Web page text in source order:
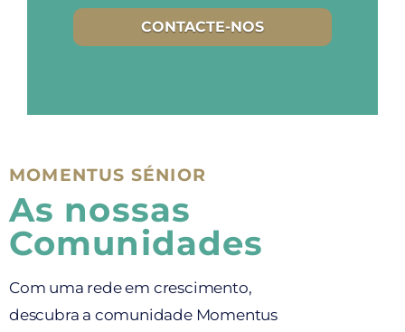
CONTACTE-NOS
MOMENTUS SÉNIOR
As nossas
Comunidades
Com uma rede em crescimento,
descubra a comunidade Momentus